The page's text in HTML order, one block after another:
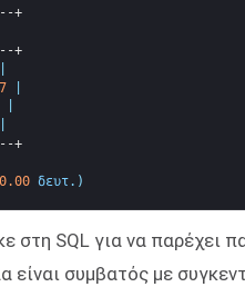
+
+
+
0.00 δευτ. )
στη SQL για να παρέχει
συμβατός με